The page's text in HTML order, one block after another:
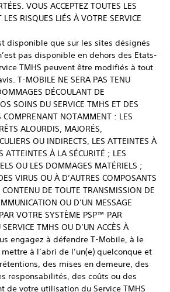
VOUS ACCEPTEZ TOUTES LES
LES RISQUES LIÉS À VOTRE SERVICE
disponible que sur les sites désignés
pas disponible en dehors des Etats-
TMHS peuvent être modifiés à tout
T-MOBILE NE SERA PAS TENU
DÉCOULANT DE
SOINS DU SERVICE TMHS ET DES
COMPRENANT NOTAMMENT : LES
ALOURDIS, MAJORÉS,
OU INDIRECTS, LES ATTEINTES À
ATTEINTES À LA SÉCURITÉ ; LES
OU LES DOMMAGES MATÉRIELS ;
VIRUS OU À D’AUTRES COMPOSANTS
DE TOUTE TRANSMISSION DE
OU D’UN MESSAGE
VOTRE SYSTÈME PSP™ PAR
TMHS OU D’UN ACCÈS À
engagez à défendre T-Mobile, à le
à l’abri de l’un(e) quelconque et
des mises en demeure, des
responsabilités, des coûts ou des
de votre utilisation du Service TMHS